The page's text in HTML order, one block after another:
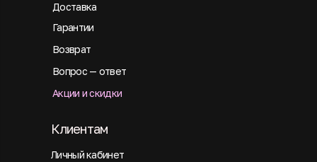
Доставка
Гарантии
Возврат
Вопрос — ответ
Акции и скидки
Личный кабинет
Клиентам